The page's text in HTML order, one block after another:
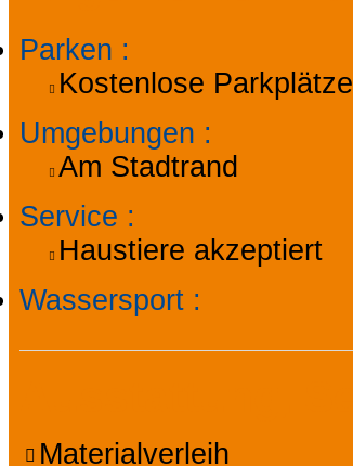
Parken :
Kostenlose Parkplätze
Umgebungen :
Am Stadtrand
Service :
Haustiere akzeptiert
Wassersport :
Materialverleih